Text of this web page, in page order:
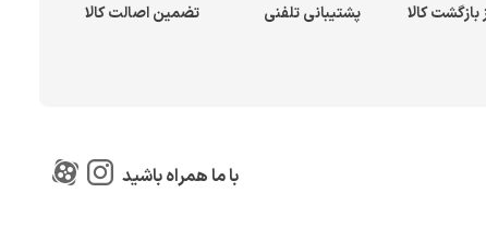
پشتیبانی تلفنی تضمین اصالت کالا
با ما همراه باشید